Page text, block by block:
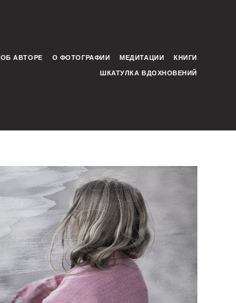
ОБ АВТОРЕ О ФОТОГРАФИИ МЕДИТАЦИИ КНИГИ
ШКАТУЛКА ВДОХНОВЕНИЙ